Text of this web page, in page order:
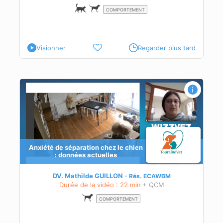
COMPORTEMENT
Visionner Regarder plus tard
Anxiété de séparation chez le chien
: données actuelles
DV. Mathilde GUILLON Rés. ECAWBM
Durée de la vidéo : 22 min + QCM
COMPORTEMENT